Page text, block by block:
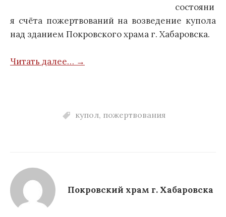
состояни
я счёта пожертвований на возведение купола
над зданием Покровского храма г. Хабаровска.
Читать далее… →
купол, пожертвования
Покровский храм г. Хабаровска